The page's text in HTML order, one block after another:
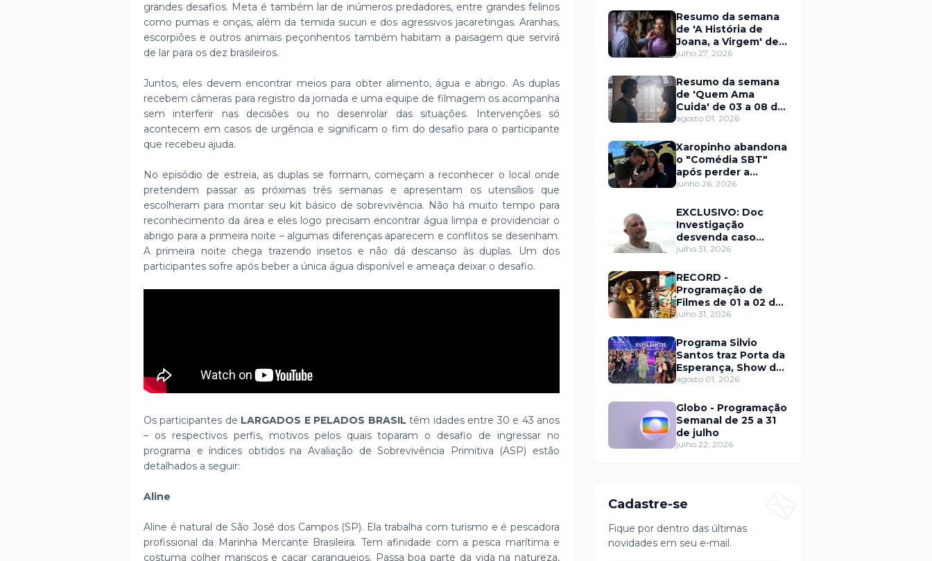
grandes desafios. Meta é também lar de inúmeros predadores, entre grandes felinos
como pumas e onças, além da temida sucuri e dos agressivos jacaretingas. Aranhas,
escorpiões e outros animais peçonhentos também habitam a paisagem que servirá
de lar para os dez brasileiros.
Juntos, eles devem encontrar meios para obter alimento, água e abrigo. As duplas
recebem câmeras para registro da jornada e uma equipe de filmagem os acompanha
sem interferir nas decisões ou no desenrolar das situações. Intervenções só
acontecem em casos de urgência e significam o fim do desafio para o participante
que recebeu ajuda.
No episódio de estreia, as duplas se formam, começam a reconhecer o local onde
pretendem passar as próximas três semanas e apresentam os utensílios que
escolheram para montar seu kit básico de sobrevivência. Não há muito tempo para
reconhecimento da área e eles logo precisam encontrar água limpa e providenciar o
abrigo para a primeira noite – algumas diferenças aparecem e conflitos se desenham.
A primeira noite chega trazendo insetos e não dá descanso às duplas. Um dos
participantes sofre após beber a única água disponível e ameaça deixar o desafio.
Os participantes de LARGADOS E PELADOS BRASIL têm idades entre 30 e 43 anos
– os respectivos perfis, motivos pelos quais toparam o desafio de ingressar no
programa e índices obtidos na Avaliação de Sobrevivência Primitiva (ASP) estão
detalhados a seguir:
Aline
Aline é natural de São José dos Campos (SP). Ela trabalha com turismo e é pescadora
profissional da Marinha Mercante Brasileira. Tem afinidade com a pesca marítima e
costuma colher mariscos e caçar caranguejos. Passa boa parte da vida na natureza,
Resumo da semana
de 'A História de
Joana, a Virgem' de
27 a 31 de julho
julho 27, 2026
Resumo da semana
de 'Quem Ama
Cuida' de 03 a 08 de
agosto
agosto 01, 2026
Xaropinho abandona
o "Comédia SBT"
após perder a
paciência com Sarro
junho 26, 2026
EXCLUSIVO: Doc
Investigação
desvenda caso
Eduardo Martins e
trás de fraude
internacional
julho 31, 2026
RECORD -
Programação de
Filmes de 01 a 02 de
agosto
julho 31, 2026
Programa Silvio
Santos traz Porta da
Esperança, Show de
Calouros e Qual é a
domingo (2)
agosto 01, 2026
Globo - Programação
Semanal de 25 a 31
de julho
julho 22, 2026
Cadastre-se
Fique por dentro das últimas
novidades em seu e-mail.